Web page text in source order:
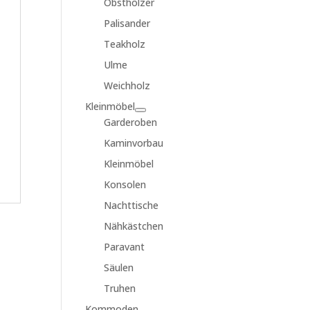
Palisander
Teakholz
Ulme
Weichholz
Kleinmöbel
Garderoben
Kaminvorbau
Kleinmöbel
Konsolen
Nachttische
Nähkästchen
Paravant
Säulen
Truhen